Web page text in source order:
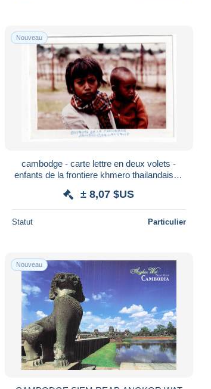
Nouveau
cambodge - carte lettre en deux volets -
enfants de la frontiere khmero thailandaise -
± 8,07 $US
Statut Particulier
Nouveau